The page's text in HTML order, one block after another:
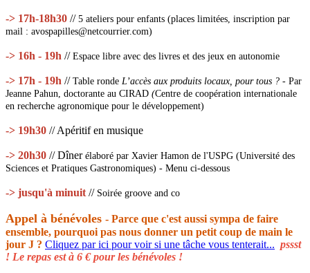
-> 17h-18h30 // 5 ateliers pour enfants (places limitées, inscription par
mail : avospapilles@netcourrier.com)
-> 16h - 19h // Espace libre avec des livres et des jeux en autonomie
-> 17h - 19h // Table ronde L’accès aux produits locaux, pour tous ? - Par
Jeanne Pahun, doctorante au CIRAD (Centre de coopération internationale
en recherche agronomique pour le développement)
-> 19h30 // Apéritif en musique
-> 20h30 // Dîner élaboré par Xavier Hamon de l'USPG (Université des
Sciences et Pratiques Gastronomiques) - Menu ci-dessous
-> jusqu'à minuit // Soirée groove and co
Appel à bénévoles - Parce que c'est aussi sympa de faire
ensemble, pourquoi pas nous donner un petit coup de main le
jour J ? Cliquez par ici pour voir si une tâche vous tenterait... pssst
! Le repas est à 6 € pour les bénévoles !